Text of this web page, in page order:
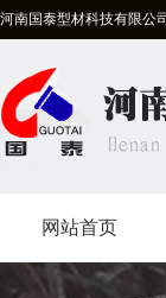
河南国泰型材科技有限公
网站首页